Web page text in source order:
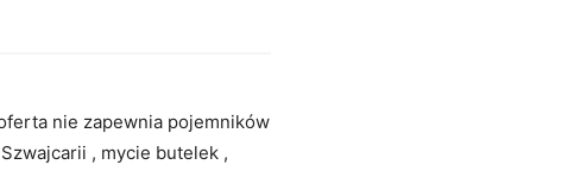
nie zapewnia pojemników
, mycie butelek ,